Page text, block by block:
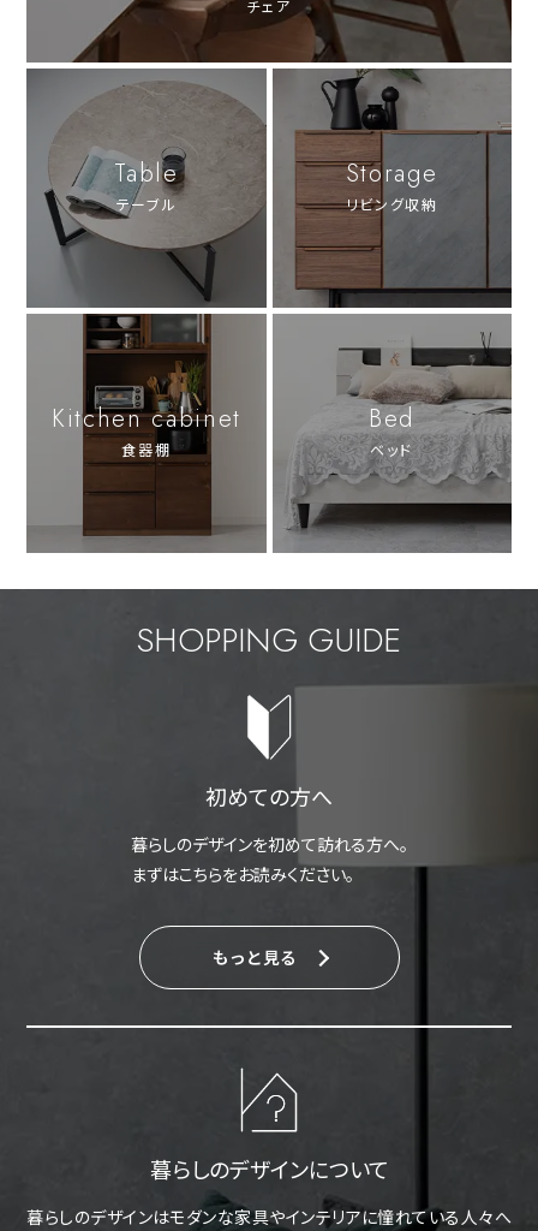
チェア
Table
テーブル
Storage
リビング収納
Kitchen cabinet
食器棚
Bed
ベッド
SHOPPING GUIDE
初めての方へ
暮らしのデザインを初めて訪れる方へ。
まずはこちらをお読みください。
もっと見る
暮らしのデザインについて
暮らしのデザインはモダンな家具やインテリアに憧れている人々へ